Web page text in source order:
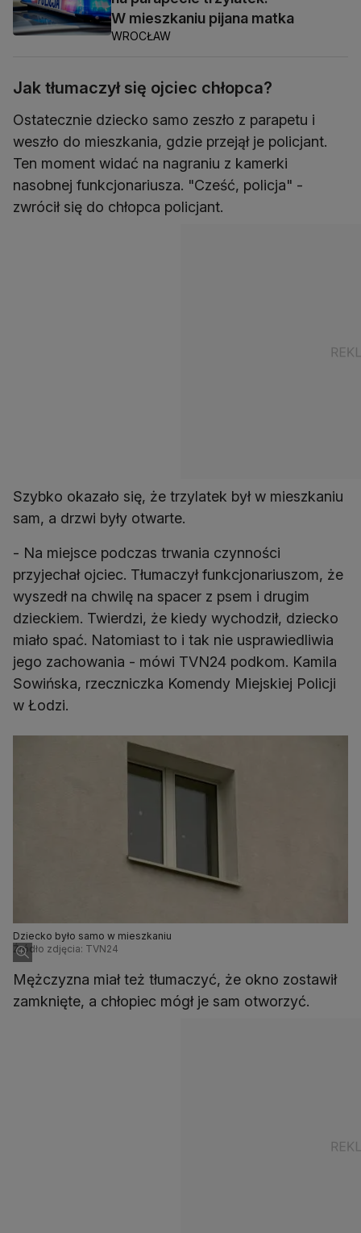
W mieszkaniu pijana matka
WROCŁAW
Jak tłumaczył się ojciec chłopca?
Ostatecznie dziecko samo zeszło z parapetu i
weszło do mieszkania, gdzie przejął je policjant.
Ten moment widać na nagraniu z kamerki
nasobnej funkcjonariusza. "Cześć, policja" -
zwrócił się do chłopca policjant.
Szybko okazało się, że trzylatek był w mieszkaniu
sam, a drzwi były otwarte.
- Na miejsce podczas trwania czynności
przyjechał ojciec. Tłumaczył funkcjonariuszom, że
wyszedł na chwilę na spacer z psem i drugim
dzieckiem. Twierdzi, że kiedy wychodził, dziecko
miało spać. Natomiast to i tak nie usprawiedliwia
jego zachowania - mówi TVN24 podkom. Kamila
Sowińska, rzeczniczka Komendy Miejskiej Policji
w Łodzi.
Dziecko było samo w mieszkaniu
Źródło zdjęcia: TVN24
Mężczyzna miał też tłumaczyć, że okno zostawił
zamknięte, a chłopiec mógł je sam otworzyć.